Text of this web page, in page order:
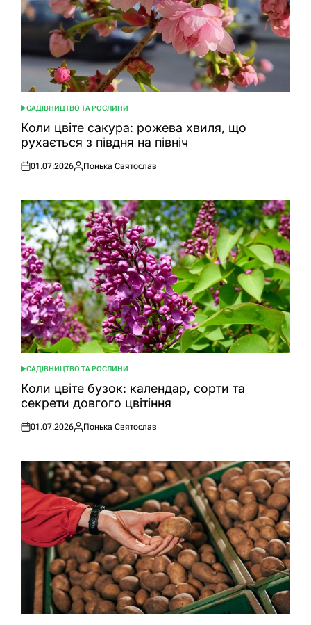
ОПУБЛІКУВАТИ
У
САДІВНИЦТВО ТА РОСЛИНИ
Коли цвіте сакура: рожева хвиля, що
рухається з півдня на північ
Оприлюднено
01.07.2026
Опубліковано
Понька Святослав
ОПУБЛІКУВАТИ
У
САДІВНИЦТВО ТА РОСЛИНИ
Коли цвіте бузок: календар, сорти та
секрети довгого цвітіння
Оприлюднено
01.07.2026
Опубліковано
Понька Святослав